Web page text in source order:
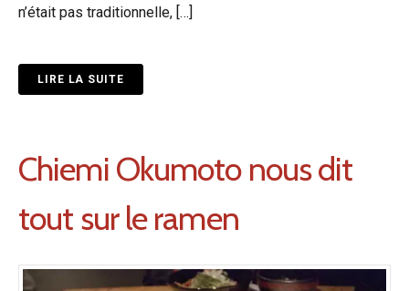
n’était pas traditionnelle, […]
LIRE LA SUITE
Chiemi Okumoto nous dit
tout sur le ramen